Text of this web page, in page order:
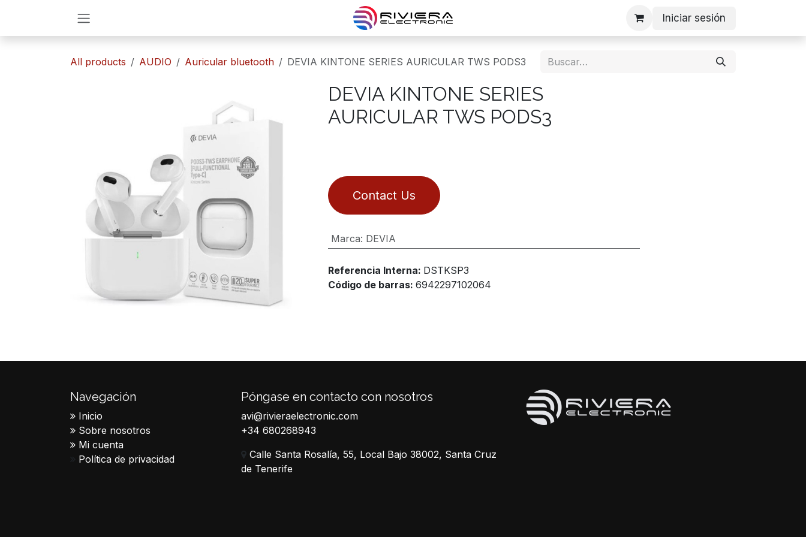
Iniciar sesión
All products AUDIO ​Auricular bluetooth DEVIA KINTONE SERIES AURICULAR TWS PODS3
DEVIA KINTONE SERIES
AURICULAR TWS PODS3
Contact Us
Marca: DEVIA
Referencia Interna: DSTKSP3
Código de barras: 6942297102064
Navegación
Inicio
Sobre nosotros
Mi cuenta
Política de privacidad
Póngase en contacto con nosotros
avi@rivieraelectronic.com
+34 680268943
Calle Santa Rosalía, 55, Local Bajo 38002, Santa Cruz
de Tenerife